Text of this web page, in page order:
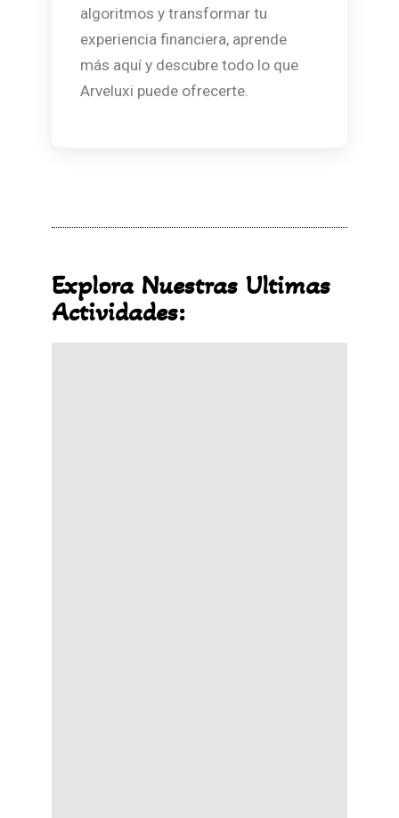
algoritmos y transformar tu
experiencia financiera, aprende
más aquí y descubre todo lo que
Arveluxi puede ofrecerte.
Explora Nuestras Ultimas
Actividades: